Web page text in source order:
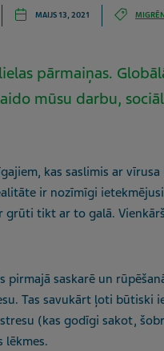
MAIJS 13, 2021
pārmaiņas.
mūsu darbu,
kas saslimis ar
ir nozīmīgi
grūti tikt ar to galā.
pirmajā saskarē un
Tas savukārt ļoti būtiski
(kas godīgi sakot,
lēkmes.